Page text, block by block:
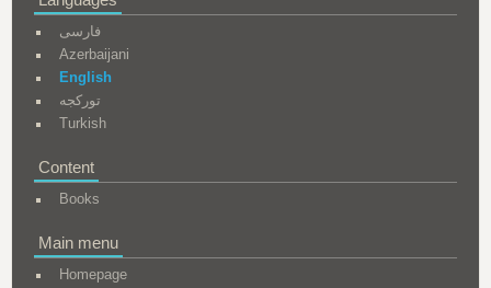
فارسی
Azerbaijani
English
تورکجه
Turkish
Content
Books
Main menu
Homepage